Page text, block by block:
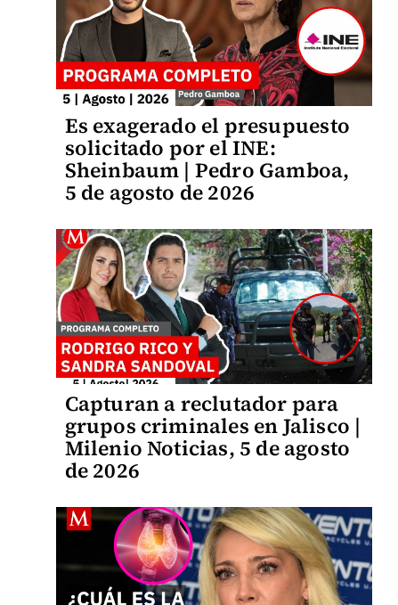
Es exagerado el presupuesto
solicitado por el INE:
Sheinbaum | Pedro Gamboa,
5 de agosto de 2026
Capturan a reclutador para
grupos criminales en Jalisco |
Milenio Noticias, 5 de agosto
de 2026